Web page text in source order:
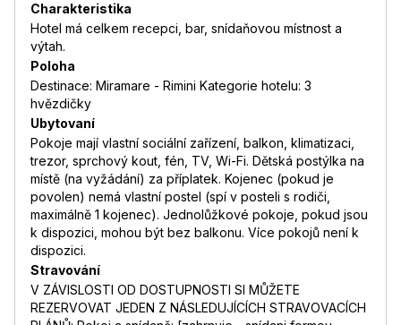
Charakteristika
Hotel má celkem recepci, bar, snídaňovou místnost a
výtah.
Poloha
Destinace: Miramare - Rimini Kategorie hotelu: 3
hvězdičky
Ubytovaní
Pokoje mají vlastní sociální zařízení, balkon, klimatizaci,
trezor, sprchový kout, fén, TV, Wi-Fi. Dětská postýlka na
místě (na vyžádání) za příplatek. Kojenec (pokud je
povolen) nemá vlastní postel (spí v posteli s rodiči,
maximálně 1 kojenec). Jednolůžkové pokoje, pokud jsou
k dispozici, mohou být bez balkonu. Více pokojů není k
dispozici.
Stravování
V ZÁVISLOSTI OD DOSTUPNOSTI SI MŮŽETE
REZERVOVAT JEDEN Z NÁSLEDUJÍCÍCH STRAVOVACÍCH